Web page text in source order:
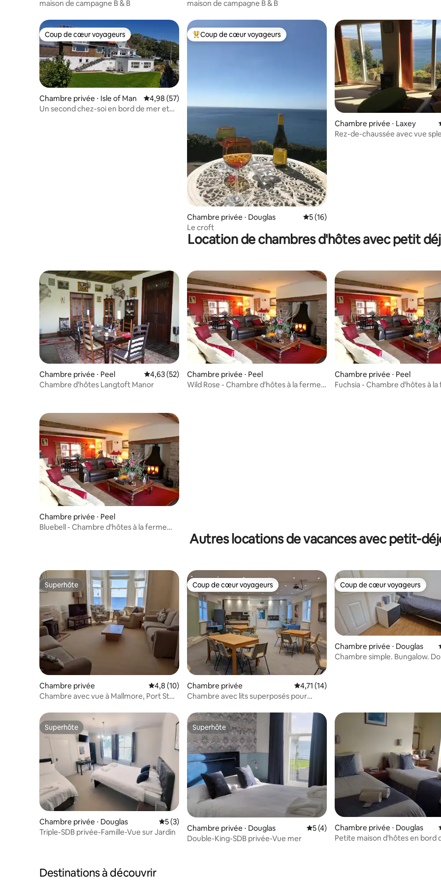
maison de campagne B & B
maison de campagne B & B
Coup de cœur voyageurs
Coup de cœur voyageurs
Chambre privée ⋅ Isle of Man Évaluation moyenne sur la base de 57 commentaires : 4,98 sur 5
4,98 (57)
Un second chez-soi en bord de mer et
Coups de cœur voyageurs les plus appréciés
Coup de cœur voyageurs
Chambre privée ⋅ Douglas Évaluation moyenne sur la base de 16
5 (16)
Le croft
Chambre privée ⋅ Laxey
Rez-de-chaussée avec vue
Location de chambres d'hôtes avec petit
Chambre privée ⋅ Peel Évaluation moyenne sur la base de 52 commentaires : 4,63 sur 5
4,63 (52)
Chambre d'hôtes Langtoft Manor
Chambre privée ⋅ Peel
Wild Rose - Chambre d'hôtes à la ferme
Chambre privée ⋅ Peel
Fuchsia - Chambre d'hôtes à
Chambre privée ⋅ Peel
Bluebell - Chambre d'hôtes à la ferme
Autres locations de vacances avec petit-
Superhôte
Superhôte
Chambre privée Évaluation moyenne sur la base de 10 commentaires : 4,8 sur 5
4,8 (10)
Chambre avec vue à Mallmore, Port St
Coup de cœur voyageurs
Coup de cœur voyageurs
Chambre privée Évaluation moyenne sur la base de 14
4,71 (14)
Chambre avec lits superposés pour
Coup de cœur voyageurs
Coup de cœur voyageurs
Chambre privée ⋅ Douglas
Chambre simple. Bungalow.
Superhôte
Superhôte
Chambre privée ⋅ Douglas Évaluation moyenne sur la base de 3 commentaires : 5 sur 5
5 (3)
Triple-SDB privée-Famille-Vue sur Jardin
Superhôte
Superhôte
Chambre privée ⋅ Douglas Évaluation moyenne sur la base de 4
5 (4)
Double-King-SDB privée-Vue mer
Chambre privée ⋅ Douglas
Petite maison d'hôtes en bord
Destinations à découvrir